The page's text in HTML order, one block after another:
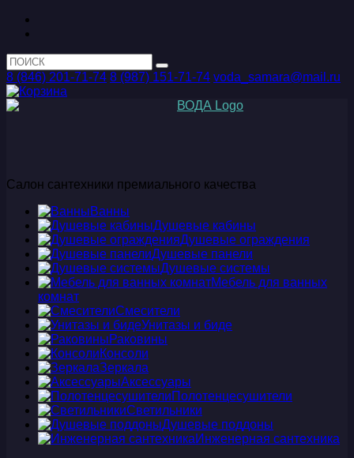
8 (846) 201-71-74 8 (987) 151-71-74 voda_samara@mail.ru
Салон сантехники премиального качества
Ванны
Душевые кабины
Душевые ограждения
Душевые панели
Душевые системы
Мебель для ванных
комнат
Смесители
Унитазы и биде
Раковины
Консоли
Зеркала
Аксессуары
Полотенцесушители
Светильники
Душевые поддоны
Инженерная сантехника